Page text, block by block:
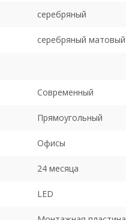
серебряный
серебряный матовый
Современный
Прямоугольный
Офисы
24 месяца
LED